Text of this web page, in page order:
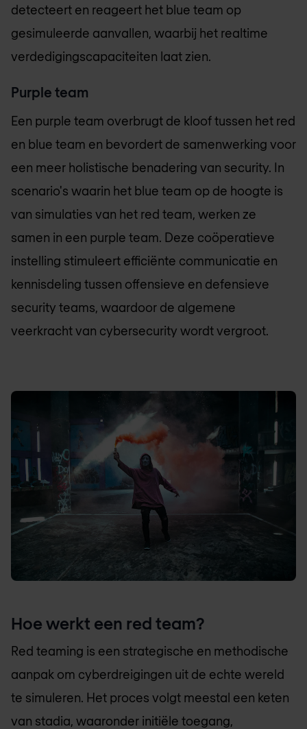
detecteert en reageert het blue team op
gesimuleerde aanvallen, waarbij het realtime
verdedigingscapaciteiten laat zien.
Purple team
Een purple team overbrugt de kloof tussen het red
en blue team en bevordert de samenwerking voor
een meer holistische benadering van security. In
scenario's waarin het blue team op de hoogte is
van simulaties van het red team, werken ze
samen in een purple team. Deze coöperatieve
instelling stimuleert efficiënte communicatie en
kennisdeling tussen offensieve en defensieve
security teams, waardoor de algemene
veerkracht van cybersecurity wordt vergroot.
Hoe werkt een red team?
Red teaming is een strategische en methodische
aanpak om cyberdreigingen uit de echte wereld
te simuleren. Het proces volgt meestal een keten
van stadia, waaronder initiële toegang,